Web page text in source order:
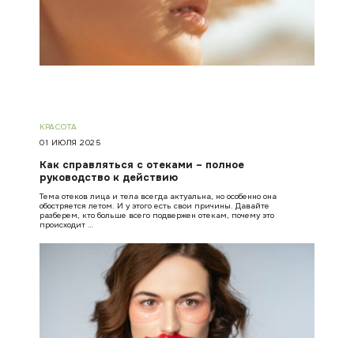
КРАСОТА
01 ИЮЛЯ 2025
Как справляться с отеками – полное
руководство к действию
Тема отеков лица и тела всегда актуальна, но особенно она
обостряется летом. И у этого есть свои причины. Давайте
разберем, кто больше всего подвержен отекам, почему это
происходит …